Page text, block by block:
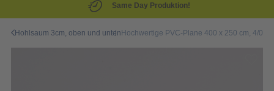
Same Day Produktion!
Hohlsaum 3cm, oben und untenHochwertige PVC-Plane 400 x 250 cm, 4/0-